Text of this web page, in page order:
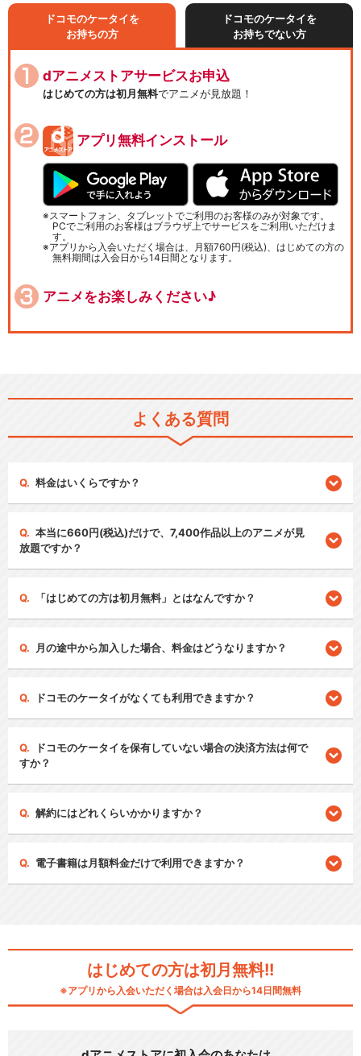
ドコモのケータイを
お持ちの方
ドコモのケータイを
お持ちでない方
dアニメストアサービスお申込
はじめての方は初月無料でアニメが見放題！
アプリ無料インストール
スマートフォン、タブレットでご利用のお客様のみが対象です。
PCでご利用のお客様はブラウザ上でサービスをご利用いただけま
す。
アプリから入会いただく場合は、月額760円(税込)、はじめての方の
無料期間は入会日から14日間となります。
アニメをお楽しみください♪
よくある質問
料金はいくらですか？
本当に660円(税込)だけで、7,400作品以上のアニメが見
放題ですか？
「はじめての方は初月無料」とはなんですか？
月の途中から加入した場合、料金はどうなりますか？
ドコモのケータイがなくても利用できますか？
ドコモのケータイを保有していない場合の決済方法は何で
すか？
解約にはどれくらいかかりますか？
電子書籍は月額料金だけで利用できますか？
はじめての方は初月無料!!
※アプリから入会いただく場合は入会日から14日間無料